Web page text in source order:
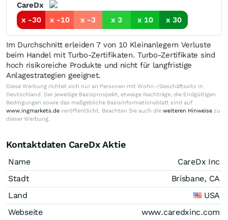
CareDx
x -30
x -10 x -3 x 3 x 10 x 30
Im Durchschnitt erleiden 7 von 10 Kleinanlegern Verluste
beim Handel mit Turbo-Zertifikaten. Turbo-Zertifikate sind
hoch risikoreiche Produkte und nicht für langfristige
Anlagestrategien geeignet.
Diese Werbung richtet sich nur an Personen mit Wohn-/Geschäftssitz in
Deutschland. Der jeweilige Basisprospekt, etwaige Nachträge, die Endgültigen
Bedingungen sowie das maßgebliche Basisinformationsblatt sind auf
www.ingmarkets.de veröffentlicht. Beachten Sie auch die weiteren Hinweise zu
dieser Werbung.
Kontaktdaten CareDx Aktie
Name
CareDx Inc
Stadt
Brisbane, CA
Land
USA
Webseite
www.caredxinc.com